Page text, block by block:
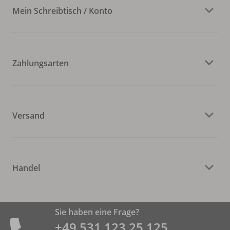
Mein Schreibtisch / Konto
Zahlungsarten
Versand
Handel
Sie haben eine Frage?